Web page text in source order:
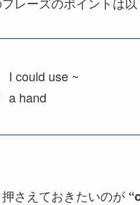
I could use ~
a hand
押さえておきたいのが